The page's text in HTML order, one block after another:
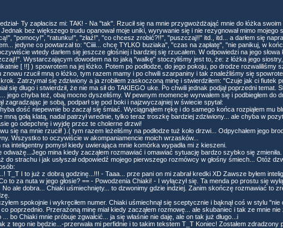
Ty zapłacisz mi: TAK! - Na "tak". Rzucił się na mnie przygwożdżająć mnie do łóżka
bez większego trudu opanował moje uniki, wyrywanie się i nie rezygnował mimo mojego
"pomocy!", "ratunku!", "złaź!", "co chcesz zrobić?!!", "puszczaj!!" itd., itd... a darłem się
jedyne co powtarzał to: "Ciiii... chcę TYLKO buziaka", "czas na zapłatę", "nie panikuj, w
wtedy darłem się jeszcze głośniej i bardziej się rzucałem. W odpowiedzi na jego
Wystarczającym dowodem na to jaką "walkę" stoczyliśmy jest to, że: z łóżka jego
[ !!] ) spowrotem na jej łóżko. Potem po podłodze, do jego pokoju, po drodze rozwaliliśmy
rzucił mną o łóżko, tym razem mamy i po chwili szarpaniny i tak znaleźliśmy się
Zatrzymał się zdziwiony a ja zrobiłem zaskoczoną minę i stwierdziłem: "Czuje jak ci fiutek
się długo i stwierdził, że nie ma sił do TAKIEGO uke. Po chwili jednak podjął poprzedni temat.
jego chyba też, obaj mocno dyszeliśmy. W pewnym momencie wyrwałem się i podbiegłem do
zagradzając je sobą, podparł się pod boki i najzwyczajniej w świecie spytał:
dość niepewnie bo zaczął się śmiać. Wyciągnąłem rękę i do samego końca rozpiąłem mu
mną gołą klatą, nadal patrzył wrednie, tylko teraz troszkę bardziej zdziwiony... ale chyba w
go odepchnę i wyjdę przez te cholerne drzwi!
się na mnie rzucił! ).( tym razem leżeliśmy na podłodze tuż koło drzwi... Odpychałem jego
Wszystko to oczywiście w akompaniamencie moich wrzasków...
inteligentny pomysł kiedy uwierająca mnie komórka wypadła mi z kieszeni.
odważę...Jego mina kiedy zacząłem rozmawiać i omawiać sytuację bardzo szybko się
strachu i jak usłyszał odpowiedź mojego pierwszego rozmówcy w głośny śmiech... Otóż
T_T I to już z dobrą godzinę...!!! - Taaa... prze pani on mi zabrał kredki XD Zawsze byłem
to za nuta w jego głosie? == - Powodzenia Chiaki! - I wyłączył się. Ta menda po prostu się
ale dobra... Chiaki uśmiechnięty... to dzwonimy gdzie indziej. Zanim skończę rozmawiać to
spokojnie i wykręciłem numer. Chiaki uśmiechnął się sceptycznie i bąknął coś w stylu
poprzednio. Przerażoną minę miał kiedy zacząłem rozmowę... ale skubaniec i tak ze mnie nie
bo Chiaki mnie próbuje zgwałcić... ja się właśnie nie daję, ale on tak już długo...i
z tego nie będzie...-przerwała mi perfidnie i to takim tekstem T_T Koniec! Zostałem zdradzony